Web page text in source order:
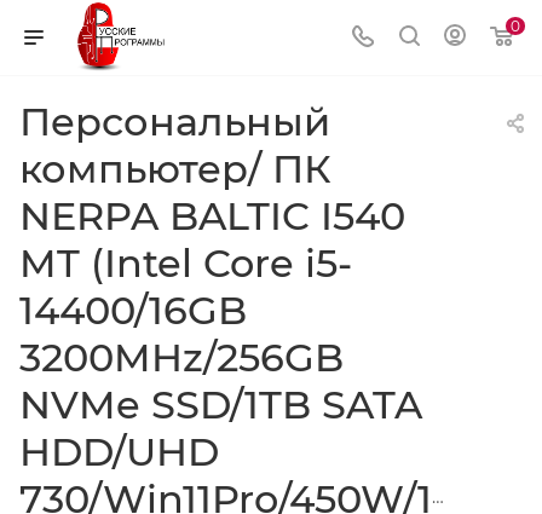
0
Персональный
компьютер/ ПК
NERPA BALTIC I540
MT (Intel Core i5-
14400/16GB
3200MHz/256GB
NVMe SSD/1TB SATA
HDD/UHD
730/Win11Pro/450W/1Y/K&M)